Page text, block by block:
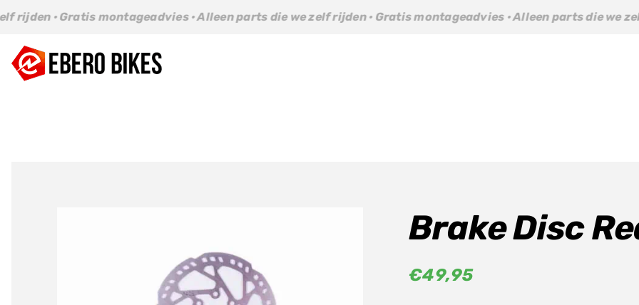
Ga
inhoud
montageadvies · Alleen parts die we zelf rijden · Gratis montageadvies · Alleen parts die we zelf rijden
Brake Disc
€49,95